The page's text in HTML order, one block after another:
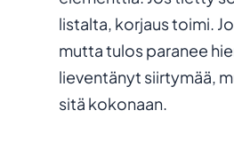
listalta, korjaus toimi.
mutta tulos paranee
lieventänyt siirtymää,
sitä kokonaan.